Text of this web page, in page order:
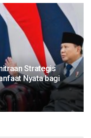
Strategis
Nyata bagi